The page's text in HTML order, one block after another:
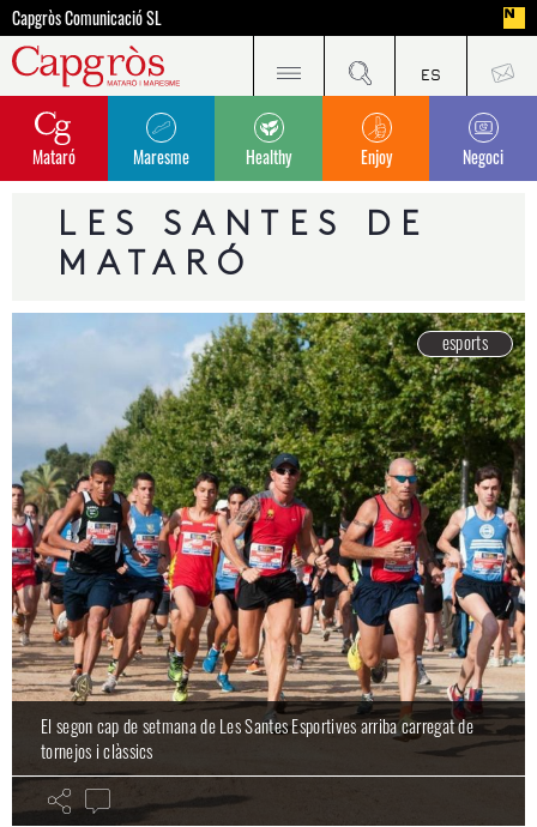
Capgròs Comunicació SL
Mataró Maresme Healthy Enjoy Negoci
LES SANTES DE
MATARÓ
esports
El segon cap de setmana de Les Santes Esportives arriba carregat de
tornejos i clàssics